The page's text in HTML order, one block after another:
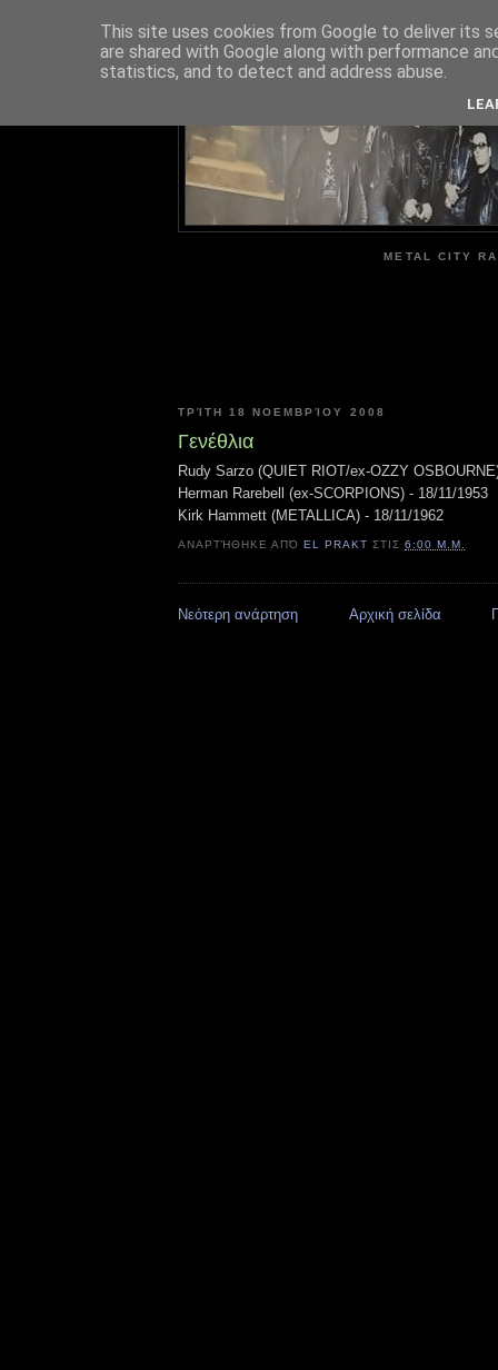
METAL CITY
ΤΡΊΤΗ 18 ΝΟΕΜΒΡΊΟΥ 2008
Γενέθλια
Rudy Sarzo (QUIET RIOT/ex-OZZY
Herman Rarebell (ex-SCORPIONS) - 18/11/1953
Kirk Hammett (METALLICA) - 18/11/1962
ΑΝΑΡΤΉΘΗΚΕ ΑΠΌEL PRAKT ΣΤΙΣ6:00 Μ.Μ.
Νεότερη ανάρτηση Αρχική σελίδα
This site uses cookies from Google to deliver its
are shared with Google along with performance
statistics, and to detect and address abuse.